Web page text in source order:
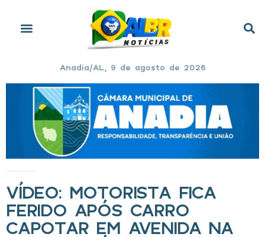
Anadia/AL, 9 de agosto de 2026
VÍDEO: MOTORISTA FICA
FERIDO APÓS CARRO
CAPOTAR EM AVENIDA NA